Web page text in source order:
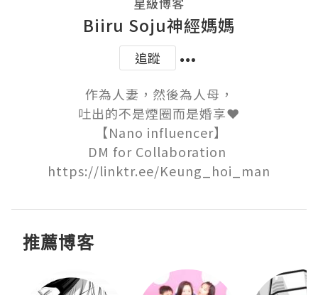
Biiru Soju神經媽媽
追蹤
作為人妻，然後為人母，
吐出的不是煙圈而是婚享❤️
DM for Collaboration
https://linktr.ee/Keung_hoi_man
推薦博客